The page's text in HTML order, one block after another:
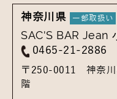
神奈川県
SAC'S BAR Jean
0465-21-2886
〒250-0011 神奈
階